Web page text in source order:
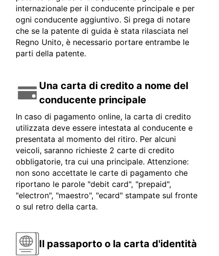
internazionale per il conducente principale e per
ogni conducente aggiuntivo. Si prega di notare
che se la patente di guida è stata rilasciata nel
Regno Unito, è necessario portare entrambe le
parti della patente.
Una carta di credito a nome del
conducente principale
In caso di pagamento online, la carta di credito
utilizzata deve essere intestata al conducente e
presentata al momento del ritiro. Per alcuni
veicoli, saranno richieste 2 carte di credito
obbligatorie, tra cui una principale. Attenzione:
non sono accettate le carte di pagamento che
riportano le parole "debit card", "prepaid",
"electron", "maestro", "ecard" stampate sul fronte
o sul retro della carta.
Il passaporto o la carta d'identità